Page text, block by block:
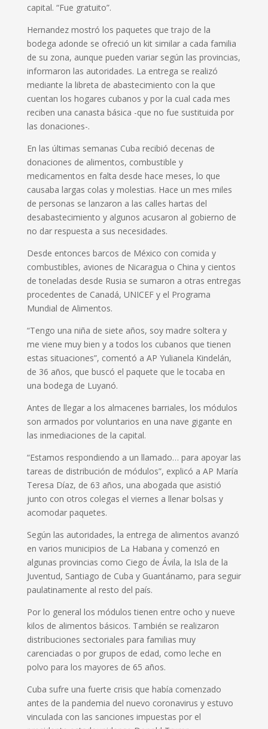
capital. “Fue gratuito”.
Hernandez mostró los paquetes que trajo de la
bodega adonde se ofreció un kit similar a cada familia
de su zona, aunque pueden variar según las provincias,
informaron las autoridades. La entrega se realizó
mediante la libreta de abastecimiento con la que
cuentan los hogares cubanos y por la cual cada mes
reciben una canasta básica -que no fue sustituida por
las donaciones-.
En las últimas semanas Cuba recibió decenas de
donaciones de alimentos, combustible y
medicamentos en falta desde hace meses, lo que
causaba largas colas y molestias. Hace un mes miles
de personas se lanzaron a las calles hartas del
desabastecimiento y algunos acusaron al gobierno de
no dar respuesta a sus necesidades.
Desde entonces barcos de México con comida y
combustibles, aviones de Nicaragua o China y cientos
de toneladas desde Rusia se sumaron a otras entregas
procedentes de Canadá, UNICEF y el Programa
Mundial de Alimentos.
“Tengo una niña de siete años, soy madre soltera y
me viene muy bien y a todos los cubanos que tienen
estas situaciones”, comentó a AP Yulianela Kindelán,
de 36 años, que buscó el paquete que le tocaba en
una bodega de Luyanó.
Antes de llegar a los almacenes barriales, los módulos
son armados por voluntarios en una nave gigante en
las inmediaciones de la capital.
“Estamos respondiendo a un llamado… para apoyar las
tareas de distribución de módulos”, explicó a AP María
Teresa Díaz, de 63 años, una abogada que asistió
junto con otros colegas el viernes a llenar bolsas y
acomodar paquetes.
Según las autoridades, la entrega de alimentos avanzó
en varios municipios de La Habana y comenzó en
algunas provincias como Ciego de Ávila, la Isla de la
Juventud, Santiago de Cuba y Guantánamo, para seguir
paulatinamente al resto del país.
Por lo general los módulos tienen entre ocho y nueve
kilos de alimentos básicos. También se realizaron
distribuciones sectoriales para familias muy
carenciadas o por grupos de edad, como leche en
polvo para los mayores de 65 años.
Cuba sufre una fuerte crisis que había comenzado
antes de la pandemia del nuevo coronavirus y estuvo
vinculada con las sanciones impuestas por el